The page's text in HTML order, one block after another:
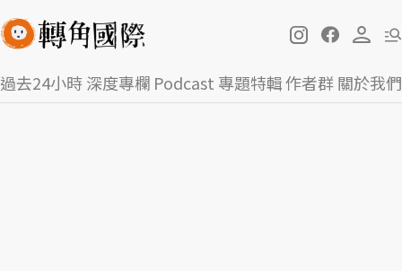
過去24小時深度專欄 Podcast 專題特輯作者群關於我們